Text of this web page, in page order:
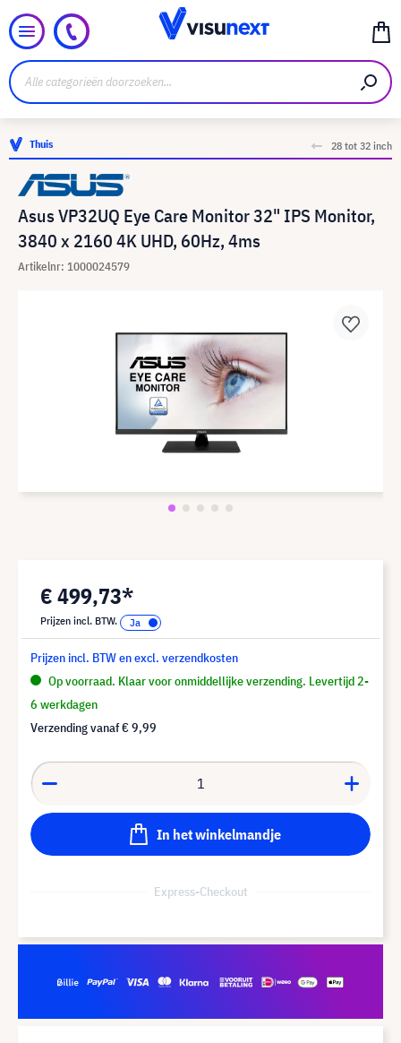
Thuis 28 tot 32 inch
Asus VP32UQ Eye Care Monitor 32" IPS Monitor,
3840 x 2160 4K UHD, 60Hz, 4ms
Artikelnr: 1000024579
€ 499,73*
Prijzen incl. BTW.
Prijzen incl. BTW en excl. verzendkosten
Op voorraad. Klaar voor onmiddellijke verzending. Levertijd 2-
6 werkdagen
Verzending vanaf€ 9,99
In het winkelmandje
Express-Checkout